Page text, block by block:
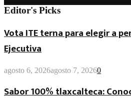
Editor's Picks
Vota ITE terna para elegir a
Ejecutiva
agosto 6, 2026agosto 7, 20260
Sabor 100% tlaxcalteca: